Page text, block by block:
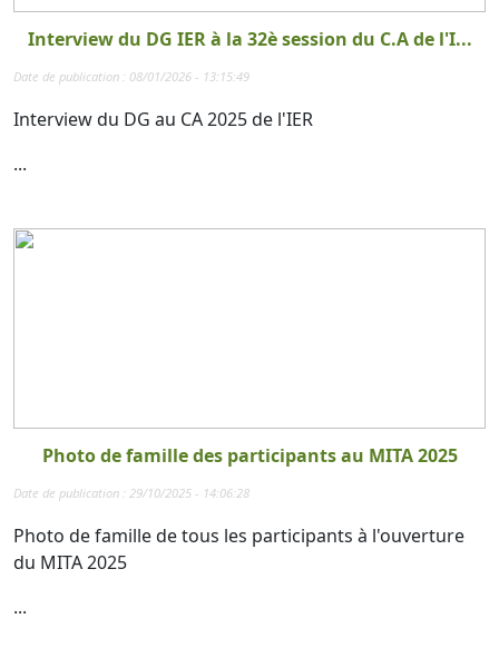
Interview du DG IER à la 32è session du C.A de l'I...
Date de publication : 08/01/2026 - 13:15:49
Interview du DG au CA 2025 de l'IER
...
Photo de famille des participants au MITA 2025
Date de publication : 29/10/2025 - 14:06:28
Photo de famille de tous les participants à l'ouverture
du MITA 2025
...